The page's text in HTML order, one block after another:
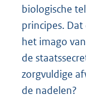
biologische
principes.
het imago
de
zorgvuldige
de nadelen?